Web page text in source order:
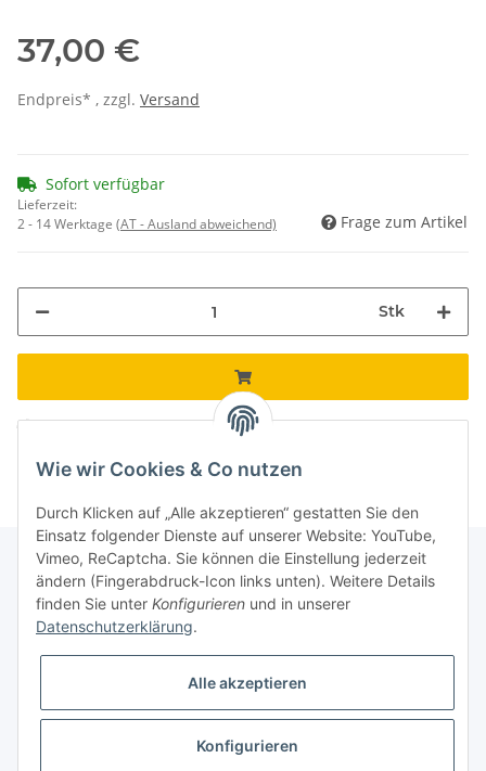
37,00 €
Endpreis* , zzgl. Versand
Sofort verfügbar
Lieferzeit:
2 - 14 Werktage (AT - Ausland abweichend) Frage zum Artikel
Stk
Loading... Komponenten werden geladen ...
Informationen
Galerie
Wie wir Cookies & Co nutzen
Durch Klicken auf „Alle akzeptieren“ gestatten Sie den
Einsatz folgender Dienste auf unserer Website: YouTube,
Vimeo, ReCaptcha. Sie können die Einstellung jederzeit
ändern (Fingerabdruck-Icon links unten). Weitere Details
finden Sie unter Konfigurieren und in unserer
Datenschutzerklärung.
Alle akzeptieren
Konfigurieren